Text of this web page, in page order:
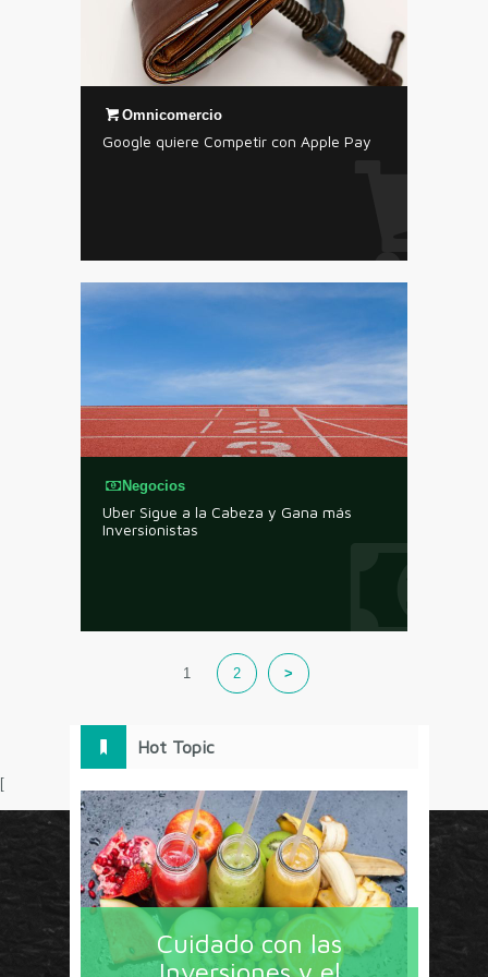
Omnicomercio
Google quiere Competir con Apple Pay
Negocios
Uber Sigue a la Cabeza y Gana más
Inversionistas
1 2 >
Hot Topic
Cuidado con las
[
Circulo Marketing concentra lo último en estrategias,
herramientas y tendencias con un enfoque en México
y América Latina. La revista contiene lo imprescindible